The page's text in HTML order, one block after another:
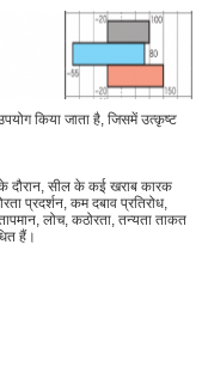
किया जाता है, जिसमें उत्कृष्ट
दौरान, सील के कई खराब कारक
प्रदर्शन, कम दबाव प्रतिरोध,
लोच, कठोरता, तन्यता ताकत
हैं।